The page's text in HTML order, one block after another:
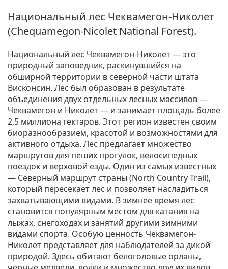
Национальный лес Чеквамегон-Николет
(Chequamegon-Nicolet National Forest).
Национальный лес Чеквамегон-Николет — это
природный заповедник, раскинувшийся на
обширной территории в северной части штата
Висконсин. Лес был образован в результате
объединения двух отдельных лесных массивов —
Чеквамегон и Николет — и занимает площадь более
2,5 миллиона гектаров. Этот регион известен своим
биоразнообразием, красотой и возможностями для
активного отдыха. Лес предлагает множество
маршрутов для пеших прогулок, велосипедных
поездок и верховой езды. Один из самых известных
— Северный маршрут страны (North Country Trail),
который пересекает лес и позволяет насладиться
захватывающими видами. В зимнее время лес
становится популярным местом для катания на
лыжах, снегоходах и занятий другими зимними
видами спорта. Особую ценность Чеквамегон-
Николет представляет для наблюдателей за дикой
природой. Здесь обитают белоголовые орланы,